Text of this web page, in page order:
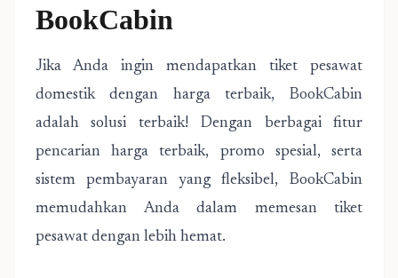
BookCabin
Jika Anda ingin mendapatkan tiket pesawat
domestik dengan harga terbaik, BookCabin
adalah solusi terbaik! Dengan berbagai fitur
pencarian harga terbaik, promo spesial, serta
sistem pembayaran yang fleksibel, BookCabin
memudahkan Anda dalam memesan tiket
pesawat dengan lebih hemat.